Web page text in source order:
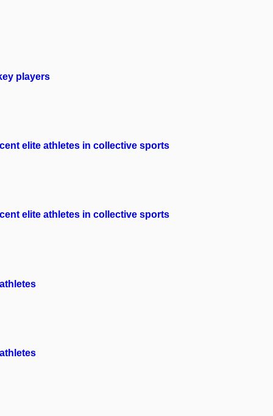
players
elite athletes in collective sports
elite athletes in collective sports